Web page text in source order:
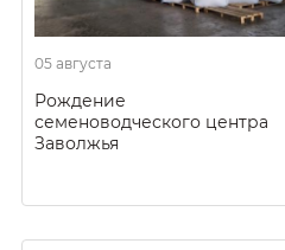
05 августа
Рождение
семеноводческого центра
Заволжья